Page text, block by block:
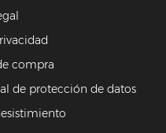
compra
de protección de datos